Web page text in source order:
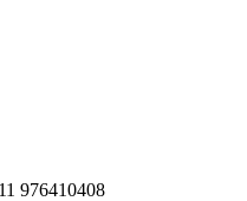
976410408